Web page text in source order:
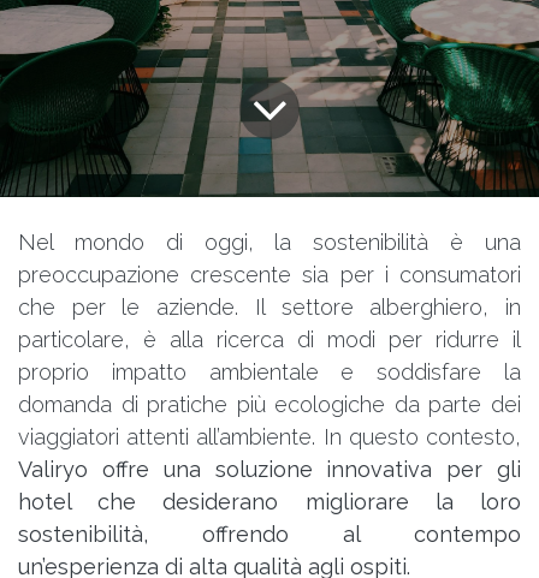
Nel mondo di oggi, la sostenibilità è una
preoccupazione crescente sia per i consumatori
che per le aziende. Il settore alberghiero, in
particolare, è alla ricerca di modi per ridurre il
proprio impatto ambientale e soddisfare la
domanda di pratiche più ecologiche da parte dei
viaggiatori attenti all’ambiente. In questo contesto,
Valiryo offre una soluzione innovativa per gli
hotel che desiderano migliorare la loro
sostenibilità, offrendo al contempo
un’esperienza di alta qualità agli ospiti.